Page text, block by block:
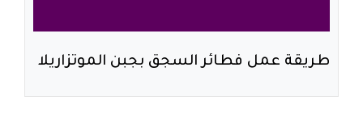
طريقة عمل فطائر السجق بجبن الموتزاريلا